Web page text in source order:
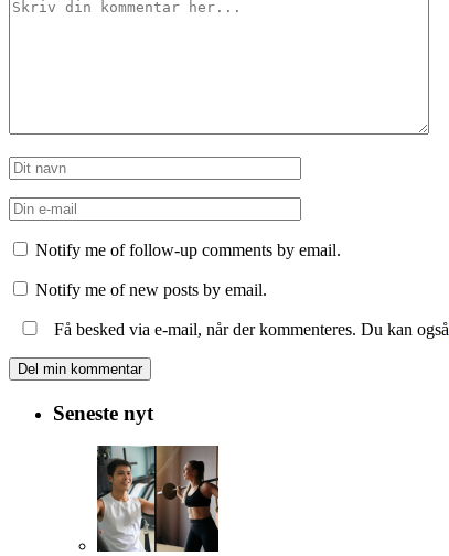
Notify me of follow-up comments by email.
Notify me of new posts by email.
Få besked via e-mail, når der kommenteres. Du kan også
Seneste nyt